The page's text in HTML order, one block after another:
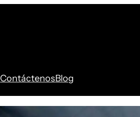
ContáctenosBlog